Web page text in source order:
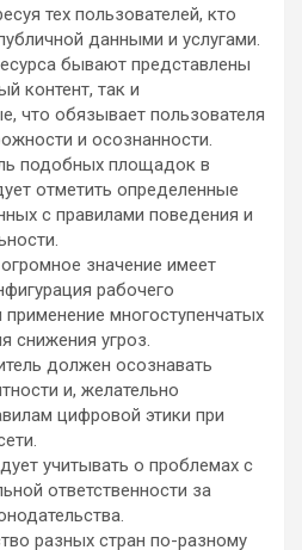
тех пользователей, кто
данными и услугами.
бывают представлены
контент, так и
что обязывает пользователя
и осознанности.
подобных площадок в
отметить определенные
с правилами поведения и
значение имеет
рабочего
применение многоступенчатых
снижения угроз.
должен осознавать
и, желательно
цифровой этики при
учитывать о проблемах с
ответственности за
разных стран по-разному